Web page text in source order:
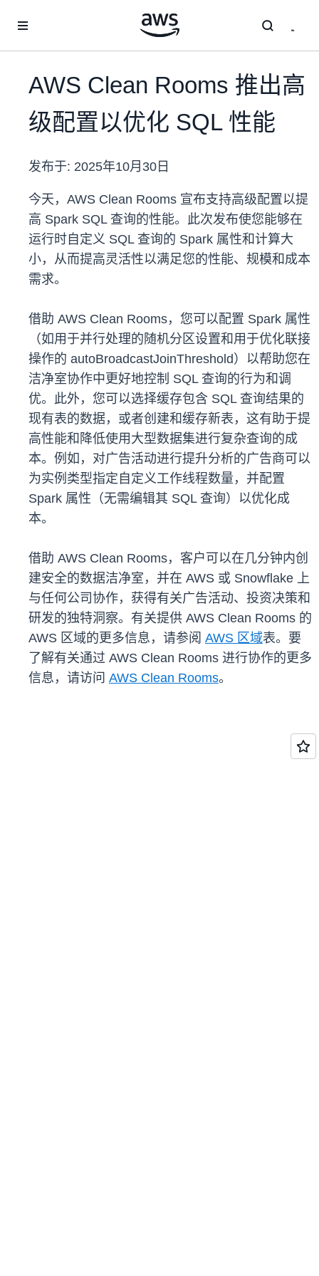
AWS Clean Rooms 推出高
级配置以优化 SQL 性能
发布于: 2025年10月30日
今天，AWS Clean Rooms 宣布支持高级配置以提
高 Spark SQL 查询的性能。此次发布使您能够在
运行时自定义 SQL 查询的 Spark 属性和计算大
小，从而提高灵活性以满足您的性能、规模和成本
需求。
借助 AWS Clean Rooms，您可以配置 Spark 属性
（如用于并行处理的随机分区设置和用于优化联接
操作的 autoBroadcastJoinThreshold）以帮助您在
洁净室协作中更好地控制 SQL 查询的行为和调
优。此外，您可以选择缓存包含 SQL 查询结果的
现有表的数据，或者创建和缓存新表，这有助于提
高性能和降低使用大型数据集进行复杂查询的成
本。例如，对广告活动进行提升分析的广告商可以
为实例类型指定自定义工作线程数量，并配置
Spark 属性（无需编辑其 SQL 查询）以优化成
本。
借助 AWS Clean Rooms，客户可以在几分钟内创
建安全的数据洁净室，并在 AWS 或 Snowflake 上
与任何公司协作，获得有关广告活动、投资决策和
研发的独特洞察。有关提供 AWS Clean Rooms 的
AWS 区域的更多信息，请参阅 AWS 区域表。要
了解有关通过 AWS Clean Rooms 进行协作的更多
信息，请访问 AWS Clean Rooms。